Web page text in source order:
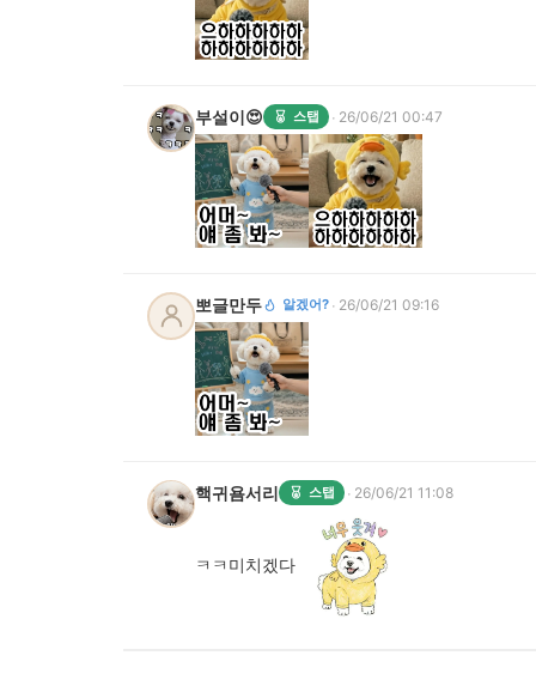
부설이😍 스탭 · 26/06/21 00:47
뽀글만두 알겠어? · 26/06/21 09:16
핵귀욤서리 스탭 · 26/06/21 11:08
ㅋㅋ미치겠다